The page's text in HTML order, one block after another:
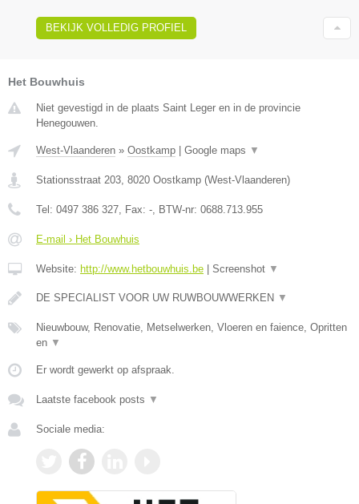
BEKIJK VOLLEDIG PROFIEL
Het Bouwhuis
Niet gevestigd in de plaats Saint Leger en in de provincie
Henegouwen.
West-Vlaanderen » Oostkamp Google maps ▼
Stationsstraat 203 8020 Oostkamp (West-Vlaanderen)
Tel: 0497 386 327 , Fax: - , BTW-nr: 0688.713.955
E-mail › Het Bouwhuis
Website: http://www.hetbouwhuis.be Screenshot ▼
DE SPECIALIST VOOR UW RUWBOUWWERKEN ▼
Nieuwbouw, Renovatie, Metselwerken, Vloeren en faience, Opritten
en ▼
Er wordt gewerkt op afspraak.
Laatste facebook posts ▼
Sociale media: